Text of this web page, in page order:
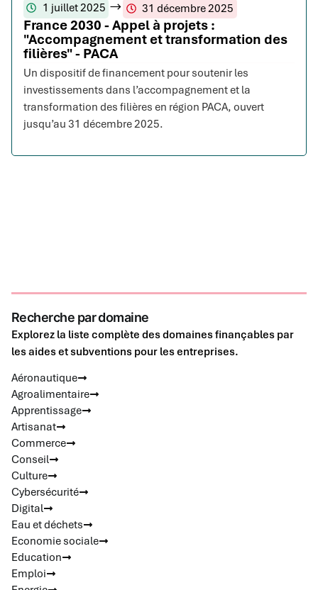
1 juillet 2025 31 décembre 2025
France 2030 - Appel à projets :
"Accompagnement et transformation des
filières" - PACA
Un dispositif de financement pour soutenir les
investissements dans l’accompagnement et la
transformation des filières en région PACA, ouvert
jusqu’au 31 décembre 2025.
Recherche par domaine
Explorez la liste complète des domaines finançables par
les aides et subventions pour les entreprises.
Aéronautique
Agroalimentaire
Apprentissage
Artisanat
Commerce
Conseil
Culture
Cybersécurité
Digital
Eau et déchets
Economie sociale
Education
Emploi